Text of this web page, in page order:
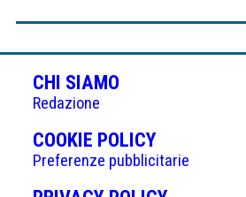
CHI SIAMO
Redazione
COOKIE POLICY(APRE
IN
UNA
Preferenze pubblicitarie